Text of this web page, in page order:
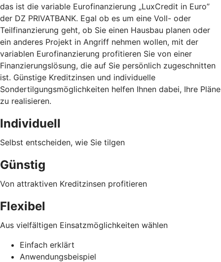
das ist die variable Eurofinanzierung „LuxCredit in Euro”
der DZ PRIVATBANK. Egal ob es um eine Voll- oder
Teilfinanzierung geht, ob Sie einen Hausbau planen oder
ein anderes Projekt in Angriff nehmen wollen, mit der
variablen Eurofinanzierung profitieren Sie von einer
Finanzierungslösung, die auf Sie persönlich zugeschnitten
ist. Günstige Kreditzinsen und individuelle
Sondertilgungsmöglichkeiten helfen Ihnen dabei, Ihre Pläne
zu realisieren.
Individuell
Selbst entscheiden, wie Sie tilgen
Günstig
Von attraktiven Kreditzinsen profitieren
Flexibel
Aus vielfältigen Einsatzmöglichkeiten wählen
Einfach erklärt
Anwendungsbeispiel